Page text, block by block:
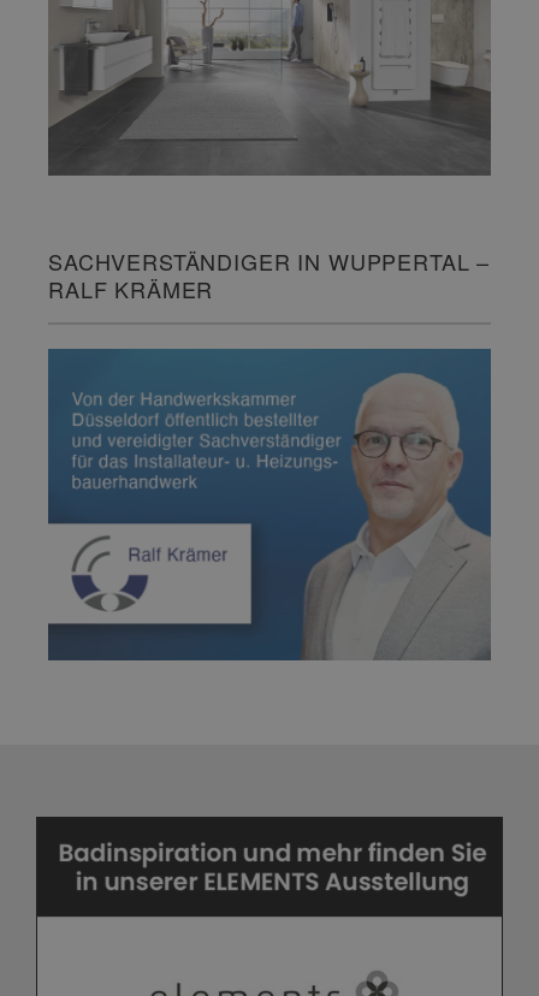
SACHVERSTÄNDIGER IN WUPPERTAL –
RALF KRÄMER